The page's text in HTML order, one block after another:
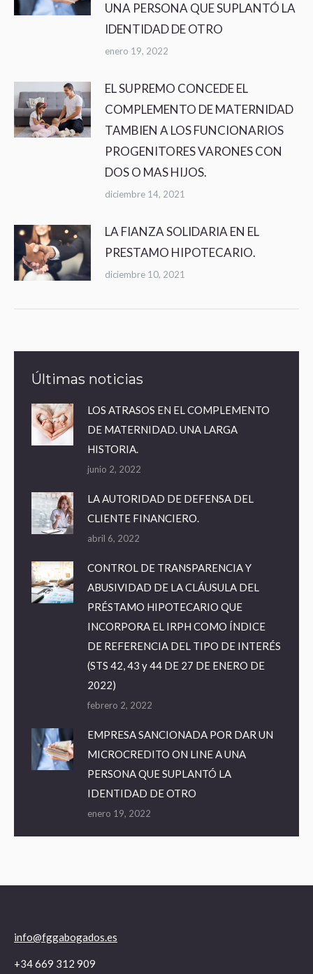
UNA PERSONA QUE SUPLANTÓ LA
IDENTIDAD DE OTRO
enero 19, 2022
EL SUPREMO CONCEDE EL
COMPLEMENTO DE MATERNIDAD
TAMBIEN A LOS FUNCIONARIOS
PROGENITORES VARONES CON
DOS O MAS HIJOS.
diciembre 14, 2021
LA FIANZA SOLIDARIA EN EL
PRESTAMO HIPOTECARIO.
diciembre 10, 2021
Últimas noticias
LOS ATRASOS EN EL COMPLEMENTO
DE MATERNIDAD. UNA LARGA
HISTORIA.
junio 2, 2022
LA AUTORIDAD DE DEFENSA DEL
CLIENTE FINANCIERO.
abril 6, 2022
CONTROL DE TRANSPARENCIA Y
ABUSIVIDAD DE LA CLÁUSULA DEL
PRÉSTAMO HIPOTECARIO QUE
INCORPORA EL IRPH COMO ÍNDICE
DE REFERENCIA DEL TIPO DE INTERÉS
(STS 42, 43 y 44 DE 27 DE ENERO DE
2022)
febrero 2, 2022
EMPRESA SANCIONADA POR DAR UN
MICROCREDITO ON LINE A UNA
PERSONA QUE SUPLANTÓ LA
IDENTIDAD DE OTRO
enero 19, 2022
info@fggabogados.es
+34 669 312 909